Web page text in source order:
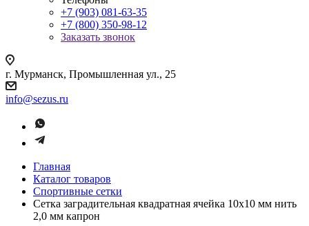
+7 (903) 081-63-35
+7 (800) 350-98-12
Заказать звонок
г. Мурманск, Промышленная ул., 25
info@sezus.ru
Главная
Каталог товаров
Спортивные сетки
Сетка заградительная квадратная ячейка 10х10 мм нить
2,0 мм капрон